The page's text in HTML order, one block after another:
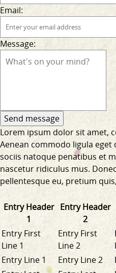
Email:
Message:
Lorem ipsum dolor sit amet,
Aenean commodo ligula eget
sociis natoque penatibus et
nascetur ridiculus mus.
pellentesque eu, pretium
Entry Header
1
Entry Header
2
Entry First
Line 1
Entry First
Line 2
Entry Line 1
Entry Line 2